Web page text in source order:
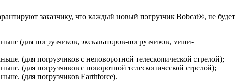
заказчику, что каждый новый погрузчик Bobcat®, не будет
(для погрузчиков, экскаваторов-погрузчиков, мини-
(для погрузчиков с неповоротной телескопической стрелой);
(для погрузчиков с поворотной телескопической стрелой);
(для погрузчиков Earthforce).